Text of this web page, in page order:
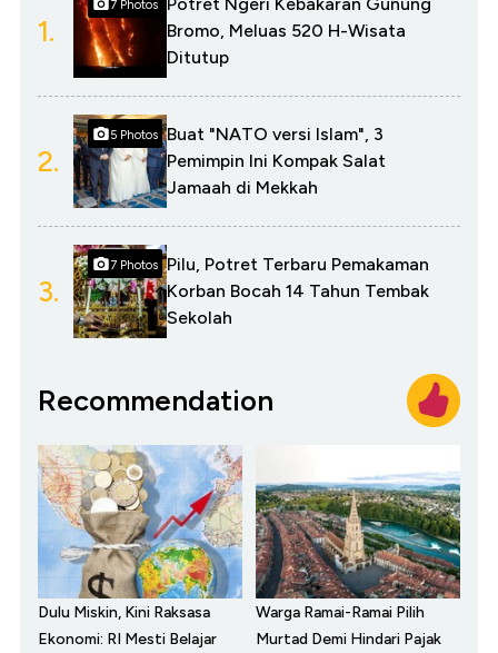
1.
7 Photos
Bromo, Meluas 520 H-Wisata
Ditutup
2.
5 Photos
Buat "NATO versi Islam", 3
Pemimpin Ini Kompak Salat
Jamaah di Mekkah
3.
7 Photos
Pilu, Potret Terbaru Pemakaman
Korban Bocah 14 Tahun Tembak
Sekolah
Recommendation
Dulu Miskin, Kini Raksasa
Ekonomi: RI Mesti Belajar
Warga Ramai-Ramai Pilih
Murtad Demi Hindari Pajak